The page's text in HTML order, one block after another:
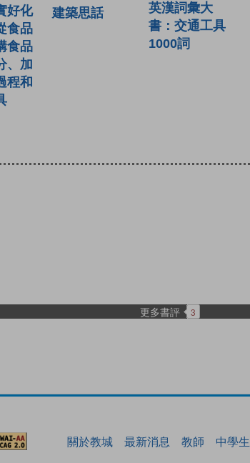
好化
品
食品
、加
程和
建築思話
英漢詞彙大
書：交通工具
1000詞
更多書評 3
關於教城 最新消息 教師 中學生